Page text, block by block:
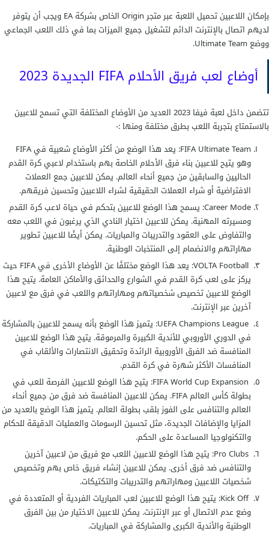
بإمكان اللاعبين تحميل اللعبة عبر متجر Origin الخاص بشركة EA ويجب أن يتوفر
لديهم اتصال بالإنترنت الدائم لتشغيل جميع الميزات بما في ذلك اللعب الجماعي
ووضع Ultimate Team.
أوضاع لعب فريق الأحلام FIFA الجديدة 2023
تتضمن داخل لعبة فيفا 2023 العديد من الأوضاع المختلفة التي تسمح للاعبين
بالاستمتاع بتجربة اللعب بطرق مختلفة ومنها :-
FIFA Ultimate Team: يعد هذا الوضع من أكثر الأوضاع شعبية في FIFA
وهو يتيح للاعبين بناء فرق الأحلام الخاصة بهم باستخدام لاعبي كرة القدم
الحاليين والسابقين من جميع أنحاء العالم. يمكن للاعبين جمع العملات
الافتراضية أو شراء العملات الحقيقية لشراء اللاعبين وتحسين فريقهم.
Career Mode: يسمح هذا الوضع للاعبين بتحكم في حياة لاعب كرة القدم
ومسيرته المهنية. يمكن للاعبين اختيار النادي الذي يرغبون في اللعب معه
والتفاوض على العقود والتدريبات والمباريات. يمكن أيضًا للاعبين تطوير
مهاراتهم والانضمام إلى المنتخبات الوطنية.
VOLTA Football: يعد هذا الوضع مختلفًا عن الأوضاع الأخرى في FIFA حيث
يركز على لعب كرة القدم في الشوارع والحدائق والأماكن العامة. يتيح هذا
الوضع للاعبين تخصيص شخصياتهم ومهاراتهم واللعب في فرق مع لاعبين
آخرين عبر الإنترنت.
UEFA Champions League: يتميز هذا الوضع بأنه يسمح للاعبين بالمشاركة
في الدوري الأوروبي للأندية الكبيرة والمرموقة. يتيح هذا الوضع للاعبين
المنافسة ضد الفرق الأوروبية الرائدة وتحقيق الانتصارات والألقاب في
المنافسات الأكثر شهرة في كرة القدم.
FIFA World Cup Expansion: يتيح هذا الوضع للاعبين الفرصة للعب في
بطولة كأس العالم FIFA. يمكن للاعبين المنافسة ضد فرق من جميع أنحاء
العالم والتنافس على الفوز بلقب بطولة العالم. يتميز هذا الوضع بالعديد من
المزايا والإضافات الجديدة، مثل تحسين الرسومات والعمليات الدقيقة للحكام
والتكنولوجيا المساعدة على الحكم.
Pro Clubs: يتيح هذا الوضع للاعبين اللعب مع فريق من لاعبين آخرين
والتنافس ضد فرق أخرى. يمكن للاعبين إنشاء فريق خاص بهم وتخصيص
شخصيات اللاعبين ومهاراتهم والتدريبات والتكتيكات.
Kick Off: يتيح هذا الوضع للاعبين لعب المباريات الفردية أو المتعددة في
وضع عدم الاتصال أو عبر الإنترنت. يمكن للاعبين الاختيار من بين الفرق
الوطنية والأندية الكبرى والمشاركة في المباريات.